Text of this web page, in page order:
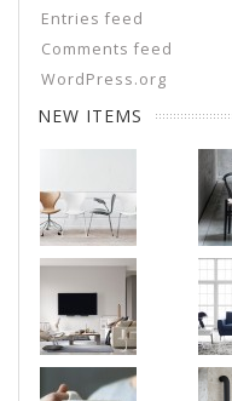
Entries feed
Comments feed
WordPress.org
NEW ITEMS